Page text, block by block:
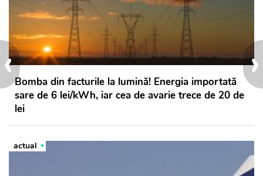
›
‹Bomba din facturile la lumină! Energia importată
sare de 6 lei/kWh, iar cea de avarie trece de 20 de
lei
actual